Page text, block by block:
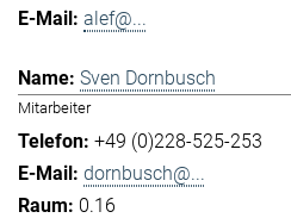
alef@...
Sven Dornbusch
Mitarbeiter
+49 (0)228-525-253
dornbusch@...
0.16